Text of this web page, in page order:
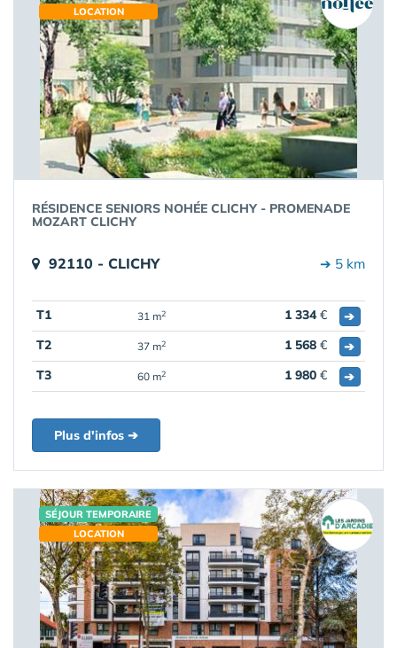
LOCATION
RÉSIDENCE SENIORS NOHÉE CLICHY - PROMENADE
MOZART CLICHY
92110 - CLICHY ➔ 5 km
T1 31 m2 1 334€
➔
T2
37 m2 1 568 €
➔
T3
60 m2 1 980 € ➔
Plus d'infos ➔
SÉJOUR TEMPORAIRE
LOCATION